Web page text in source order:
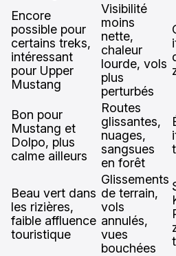
Encore
possible pour
certains treks,
intéressant
pour Upper
Mustang
Visibilité
moins
nette,
chaleur
lourde, vols
plus
perturbés
Bon pour
Mustang et
Dolpo, plus
calme ailleurs
Routes
glissantes,
nuages,
sangsues
en forêt
Beau vert dans
les rizières,
faible affluence
touristique
Glissements
de terrain,
vols
annulés,
vues
bouchées